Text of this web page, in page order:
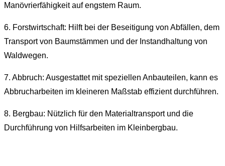
Manövrierfähigkeit auf engstem Raum.
6. Forstwirtschaft: Hilft bei der Beseitigung von Abfällen, dem
Transport von Baumstämmen und der Instandhaltung von
Waldwegen.
7. Abbruch: Ausgestattet mit speziellen Anbauteilen, kann es
Abbrucharbeiten im kleineren Maßstab effizient durchführen.
8. Bergbau: Nützlich für den Materialtransport und die
Durchführung von Hilfsarbeiten im Kleinbergbau.